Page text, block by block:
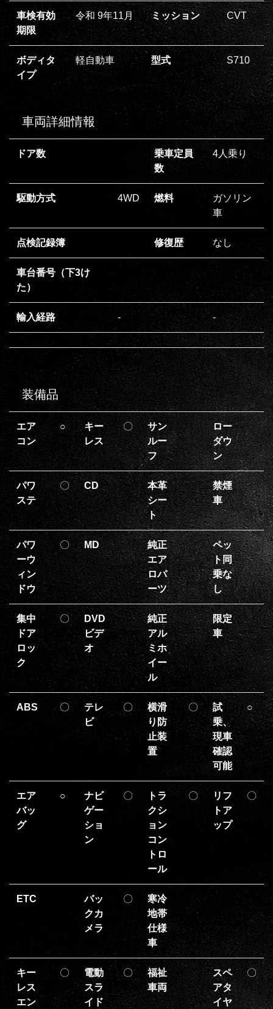
車検有効
期限
令和 9年11月 ミッション CVT
ボディタ
イプ
軽自動車 型式 S710
車両詳細情報
ドア数
乗車定員
数
4人乗り
駆動方式 4WD 燃料
ガソリン
車
点検記録簿 修復歴 なし
車台番号（下3け
た）
輸入経路 ‐ ‐
装備品
エア
コン
○
キー
レス
〇
サン
ルー
フ
ロー
ダウ
ン
パワ
ステ
〇 CD
本革
シー
ト
禁煙
車
パワ
ーウ
ィン
ドウ
〇 MD
純正
エア
ロパ
ーツ
ペッ
ト同
乗な
し
集中
ドア
ロッ
ク
〇
DVD
ビデ
オ
純正
アル
ミホ
イー
ル
限定
車
ABS 〇
テレ
ビ
〇
横滑
り防
止装
置
〇
試
乗、
現車
確認
可能
○
エア
バッ
グ
○
ナビ
ゲー
ショ
ン
〇
トラ
クシ
ョン
コン
トロ
ール
〇
リフ
トア
ップ
〇
ETC
バッ
クカ
メラ
〇
寒冷
地帯
仕様
車
キー
レス
エン
〇
電動
スラ
イド
〇
福祉
車両
スペ
アタ
イヤ
〇